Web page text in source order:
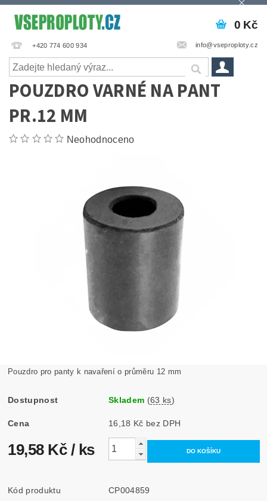
+420 774 600 934 info@vseproploty.cz
0 Kč
POUZDRO VARNÉ NA PANT
PR.12 MM
Neohodnoceno
Pouzdro pro panty k navaření o průměru 12 mm
Dostupnost Skladem (63 ks)
Cena 16,18 Kč bez DPH
19,58 Kč / ks
Kód produktu CP004859